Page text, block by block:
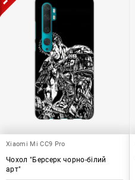
Xiaomi Mi CC9 Pro
Чохол "Берсерк чорно-білий
арт"